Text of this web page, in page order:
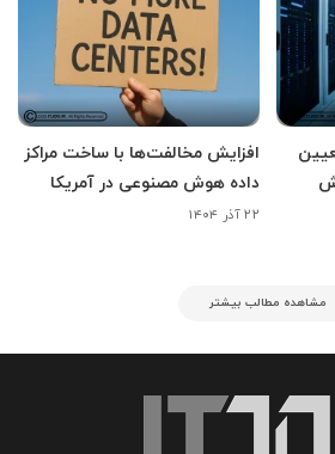
افزایش مخالفت‌ها با ساخت مراکز
داده هوش مصنوعی در آمریکا
۲۲ آذر ۱۴۰۴
مشاهده مطالب بیشتر